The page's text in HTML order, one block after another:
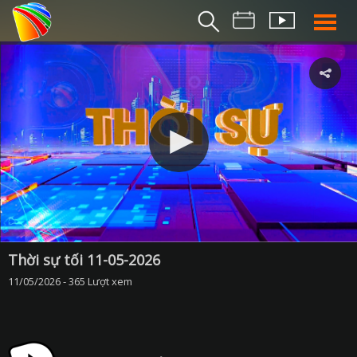
THỜI
BẢN TIN
THỜI SỰ
THỜI SỰ
DA NANG TV
BẢN TIN MIỀN
BẢN TIN
Thời sự tối 11-05-2026
11/05/2026 - 365 Lượt xem